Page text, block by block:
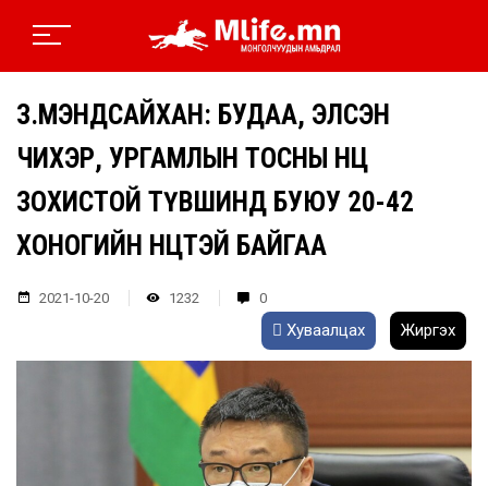
З.МЭНДСАЙХАН: БУДАА, ЭЛСЭН
ЧИХЭР, УРГАМЛЫН ТОСНЫ НӨӨЦ
ЗОХИСТОЙ ТҮВШИНД БУЮУ 20-42
ХОНОГИЙН НӨӨЦТЭЙ БАЙГАА
2021-10-20 1232 0
Хуваалцах Жиргэх